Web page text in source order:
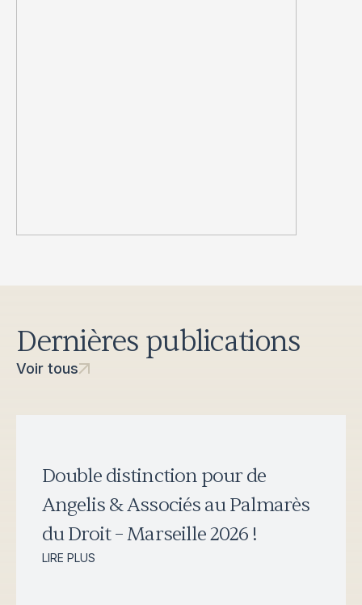
Dernières publications
Voir tous
Double distinction pour de
Angelis & Associés au Palmarès
du Droit – Marseille 2026 !
LIRE PLUS